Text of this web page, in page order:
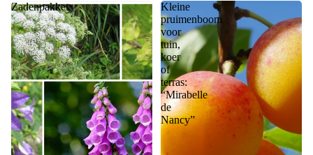
Zadenpakket
Kleine
pruimenboom
voor
tuin,
koer
of
terras:
“Mirabelle
de
Nancy”